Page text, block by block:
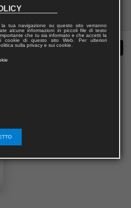
tua navigazione su questo sito verranno
alcune informazioni in piccoli file di testo
che tu sia informato e che accetti la
cookie di questo sito Web. Per ulteriori
sulla privacy e sui cookie.